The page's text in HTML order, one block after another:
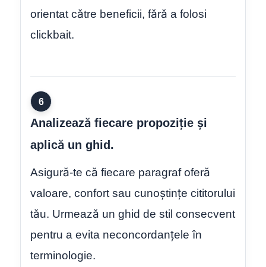
orientat către beneficii, fără a folosi
clickbait.
6
Analizează fiecare propoziție și
aplică un ghid.
Asigură-te că fiecare paragraf oferă
valoare, confort sau cunoștințe cititorului
tău. Urmează un ghid de stil consecvent
pentru a evita neconcordanțele în
terminologie.